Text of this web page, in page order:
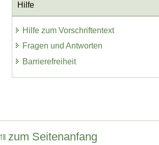
Hilfe
Hilfe zum Vorschriftentext
Fragen und Antworten
Barrierefreiheit
zum Seitenanfang